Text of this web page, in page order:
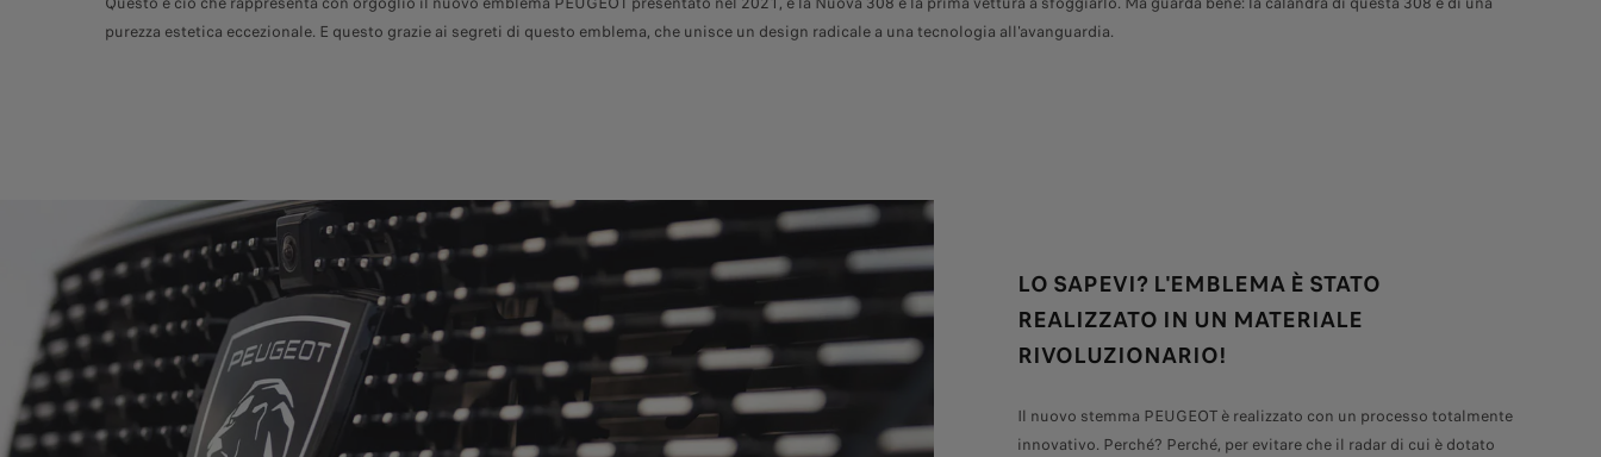
purezza estetica eccezionale. E questo grazie ai segreti di questo emblema, che unisce un design radicale a una tecnologia all'avanguardia.
LO SAPEVI? L'EMBLEMA È STATO
REALIZZATO IN UN MATERIALE
RIVOLUZIONARIO!
Il nuovo stemma PEUGEOT è realizzato con un processo totalmente
innovativo. Perché? Perché, per evitare che il radar di cui è dotato